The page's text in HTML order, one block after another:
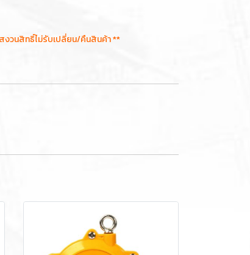
งวนสิทธิ์ไม่รับเปลี่ยน/คืนสินค้า **